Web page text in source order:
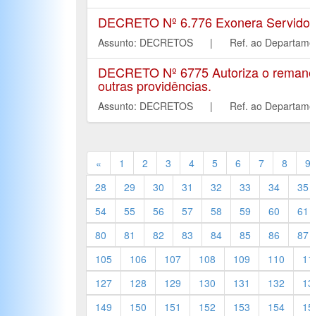
DECRETO Nº 6.776 Exonera
Assunto: DECRETOS | Ref. ao
DECRETO Nº 6775 Autoriza o
outras providências.
Assunto: DECRETOS | Ref. ao
« 1 2 3 4 5 6 7 8 9
28
29 30 31 32 33 34 35
54
55 56 57 58 59 60 61
80
81 82 83 84 85 86 87
105
106 107 108 109 110
127
128 129 130 131 132
149
150 151 152 153 154